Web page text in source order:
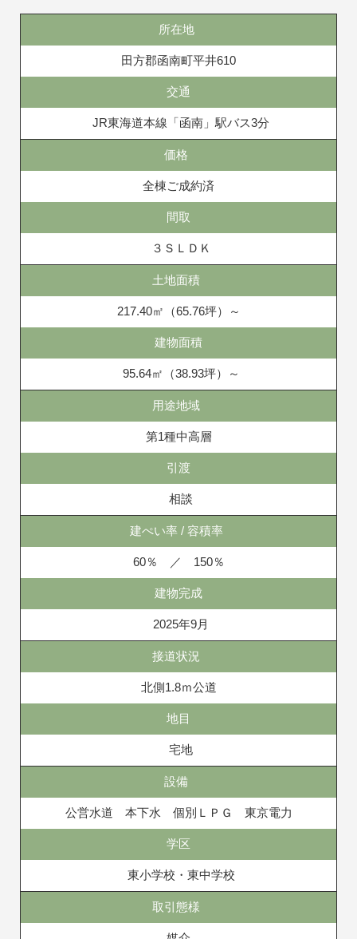
所在地
田方郡函南町平井610
交通
JR東海道本線「函南」駅バス3分
価格
全棟ご成約済
間取
３ＳＬＤＫ
土地面積
217.40㎡（65.76坪）～
建物面積
95.64㎡（38.93坪）～
用途地域
第1種中高層
引渡
相談
建ぺい率 / 容積率
60％ ／ 150％
建物完成
2025年9月
接道状況
北側1.8ｍ公道
地目
宅地
設備
公営水道 本下水 個別ＬＰＧ 東京電力
学区
東小学校・東中学校
取引態様